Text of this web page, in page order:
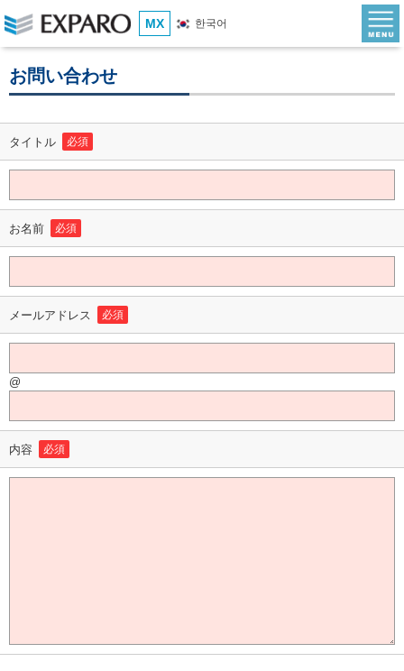
MX 한국어
お問い合わせ
タイトル 必須
お名前 必須
メールアドレス 必須
@
内容 必須